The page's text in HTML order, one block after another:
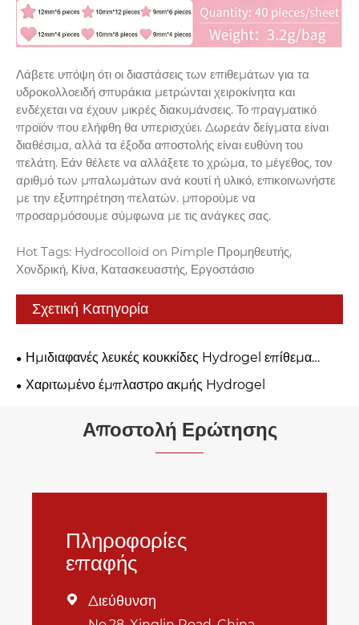
Λάβετε υπόψη ότι οι διαστάσεις των επιθεμάτων για τα
υδροκολλοειδή σπυράκια μετρώνται χειροκίνητα και
ενδέχεται να έχουν μικρές διακυμάνσεις. Το πραγματικό
προϊόν που ελήφθη θα υπερισχύει. Δωρεάν δείγματα είναι
διαθέσιμα, αλλά τα έξοδα αποστολής είναι ευθύνη του
πελάτη. Εάν θέλετε να αλλάξετε το χρώμα, το μέγεθος, τον
αριθμό των μπαλωμάτων ανά κουτί ή υλικό, επικοινωνήστε
με την εξυπηρέτηση πελατών. μπορούμε να
προσαρμόσουμε σύμφωνα με τις ανάγκες σας.
Hot Tags: Hydrocolloid on Pimple Προμηθευτής,
Χονδρική, Κίνα, Κατασκευαστής, Εργοστάσιο
Σχετική Κατηγορία
Ημιδιαφανές λευκές κουκκίδες Hydrogel επίθεμα
ακμής
Χαριτωμένο έμπλαστρο ακμής Hydrogel
Αποστολή Ερώτησης
Πληροφορίες
επαφής
 Διεύθυνση